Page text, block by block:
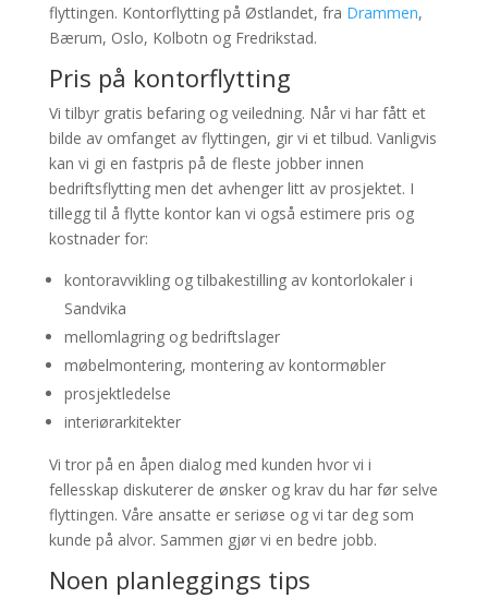
flyttingen. Kontorflytting på Østlandet, fra Drammen,
Bærum, Oslo, Kolbotn og Fredrikstad.
Pris på kontorflytting
Vi tilbyr gratis befaring og veiledning. Når vi har fått et
bilde av omfanget av flyttingen, gir vi et tilbud. Vanligvis
kan vi gi en fastpris på de fleste jobber innen
bedriftsflytting men det avhenger litt av prosjektet. I
tillegg til å flytte kontor kan vi også estimere pris og
kostnader for:
kontoravvikling og tilbakestilling av kontorlokaler i
Sandvika
mellomlagring og bedriftslager
møbelmontering, montering av kontormøbler
prosjektledelse
interiørarkitekter
Vi tror på en åpen dialog med kunden hvor vi i
fellesskap diskuterer de ønsker og krav du har før selve
flyttingen. Våre ansatte er seriøse og vi tar deg som
kunde på alvor. Sammen gjør vi en bedre jobb.
Noen planleggings tips